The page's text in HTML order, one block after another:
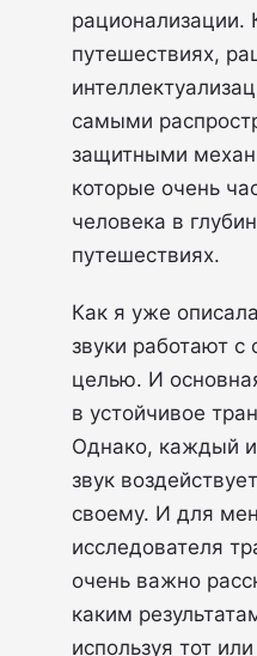
рационализации.
путешествиях,
самыми
защитными
которые очень
человека в
путешествиях.
Как я уже
звуки работают с
целью. И
в устойчивое
Однако, каждый
звук
своему. И для
исследователя
очень важно
каким
используя тот